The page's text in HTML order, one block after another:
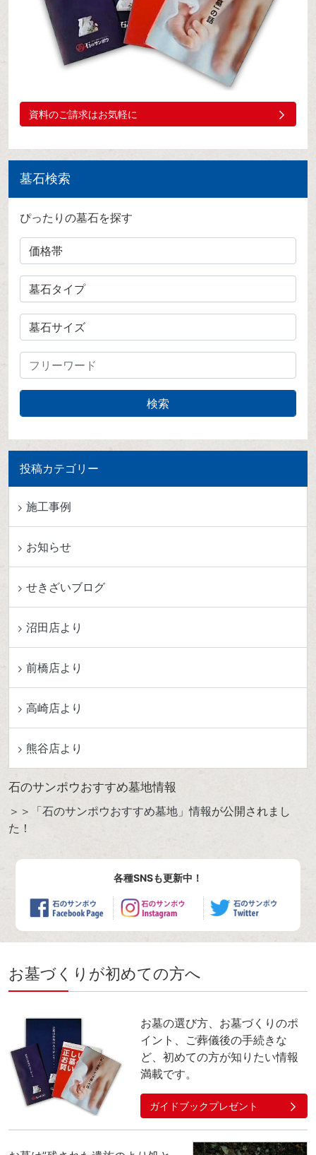
資料のご請求はお気軽に
墓石検索
ぴったりの墓石を探す
投稿カテゴリー
施工事例
お知らせ
せきざいブログ
沼田店より
前橋店より
高崎店より
熊谷店より
石のサンポウおすすめ墓地情報
＞＞「石のサンポウおすすめ墓地」情報が公開されまし
た！
各種SNSも更新中！
お墓づくりが初めての方へ
お墓の選び方、お墓づくりのポ
イント、ご葬儀後の手続きな
ど、初めての方が知りたい情報
満載です。
ガイドブックプレゼント